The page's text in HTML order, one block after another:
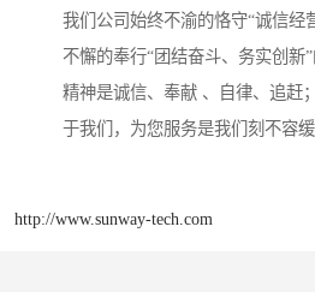
我们公司始终不渝的恪守“诚信经
不懈的奉行“团结奋斗、务实创新
精神是诚信、奉献 、自律、追赶
于我们，为您服务是我们刻不容缓
http://www.sunway-tech.com